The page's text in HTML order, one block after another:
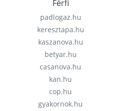
Férfi
padlogaz.hu
keresztapa.hu
kaszanova.hu
betyar.hu
casanova.hu
kan.hu
cop.hu
gyakornok.hu